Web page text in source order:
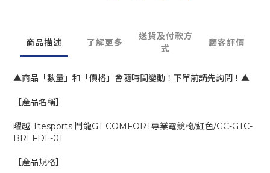
商品描述 了解更多
送貨及付款方
式
顧客評價
▲商品「數量」和「價格」會隨時間變動！下單前請先詢問！▲
【產品名稱】
曜越 Ttesports 鬥龍GT COMFORT專業電競椅/紅色/GC-GTC-
BRLFDL-01
【產品規格】